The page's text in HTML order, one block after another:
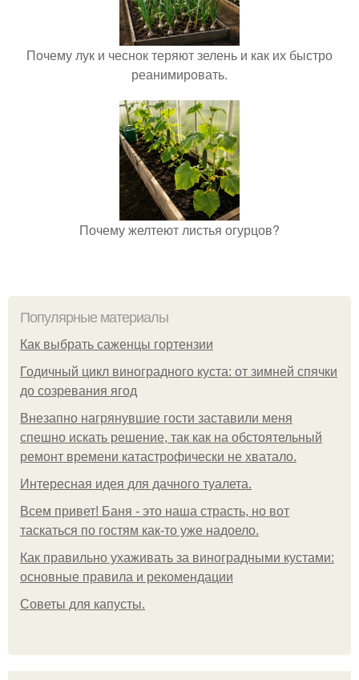
Почему лук и чеснок теряют зелень и как их быстро
реанимировать.
Почему желтеют листья огурцов?
Популярные материалы
Как выбрать саженцы гортензии
Годичный цикл виноградного куста: от зимней спячки
до созревания ягод
Внезапно нагрянувшие гости заставили меня
спешно искать решение, так как на обстоятельный
ремонт времени катастрофически не хватало.
Интересная идея для дачного туалета.
Всем привет! Баня - это наша страсть, но вот
таскаться по гостям как-то уже надоело.
Как правильно ухаживать за виноградными кустами:
основные правила и рекомендации
Советы для капусты.